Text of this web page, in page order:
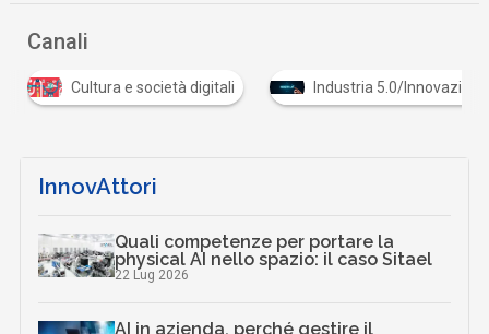
Canali
Cultura e società digitali Industria 5.0/
InnovAttori
Quali competenze per portare la
physical AI nello spazio: il caso Sitael
22 Lug 2026
AI in azienda, perché gestire il